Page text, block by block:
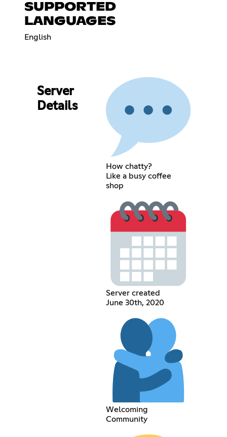
SUPPORTED
LANGUAGES
English
Server
Details
How chatty?
Like a busy coffee
shop
Server created
June 30th, 2020
Welcoming
Community